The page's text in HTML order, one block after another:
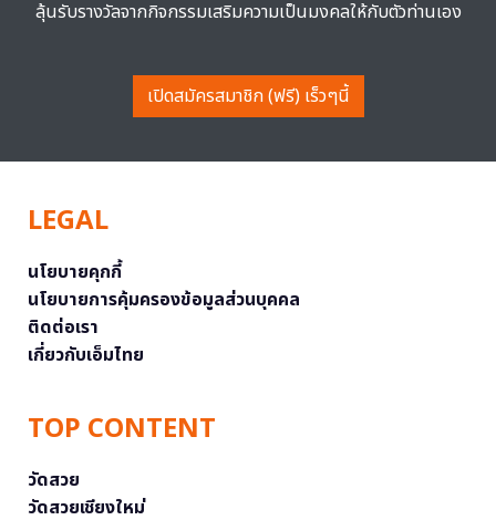
ลุ้นรับรางวัลจากกิจกรรมเสริมความเป็นมงคลให้กับตัวท่านเอง
เปิดสมัครสมาชิก (ฟรี) เร็วๆนี้
LEGAL
นโยบายคุกกี้
นโยบายการคุ้มครองข้อมูลส่วนบุคคล
ติดต่อเรา
เกี่ยวกับเอ็มไทย
TOP CONTENT
วัดสวย
วัดสวยเชียงใหม่